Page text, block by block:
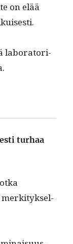
on elää
lab­o­ra­to­ri­
turhaa
merk­i­tyk­sel­